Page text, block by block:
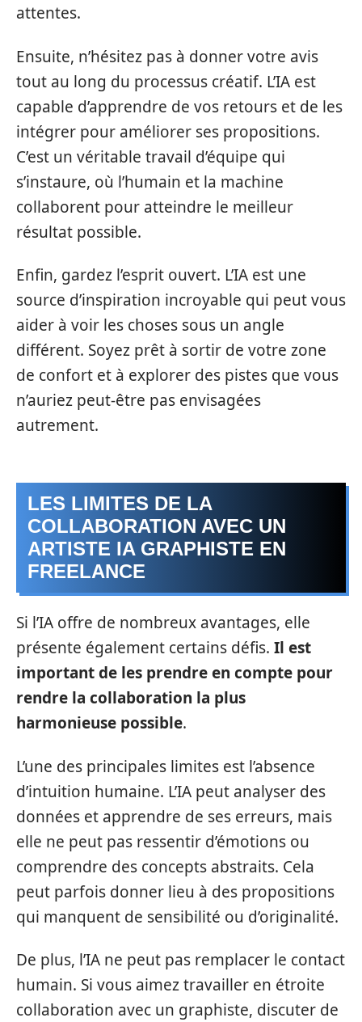
attentes.
Ensuite, n’hésitez pas à donner votre avis
tout au long du processus créatif. L’IA est
capable d’apprendre de vos retours et de les
intégrer pour améliorer ses propositions.
C’est un véritable travail d’équipe qui
s’instaure, où l’humain et la machine
collaborent pour atteindre le meilleur
résultat possible.
Enfin, gardez l’esprit ouvert. L’IA est une
source d’inspiration incroyable qui peut vous
aider à voir les choses sous un angle
différent. Soyez prêt à sortir de votre zone
de confort et à explorer des pistes que vous
n’auriez peut-être pas envisagées
autrement.
LES LIMITES DE LA
COLLABORATION AVEC UN
ARTISTE IA GRAPHISTE EN
FREELANCE
Si l’IA offre de nombreux avantages, elle
présente également certains défis. Il est
important de les prendre en compte pour
rendre la collaboration la plus
harmonieuse possible.
L’une des principales limites est l’absence
d’intuition humaine. L’IA peut analyser des
données et apprendre de ses erreurs, mais
elle ne peut pas ressentir d’émotions ou
comprendre des concepts abstraits. Cela
peut parfois donner lieu à des propositions
qui manquent de sensibilité ou d’originalité.
De plus, l’IA ne peut pas remplacer le contact
humain. Si vous aimez travailler en étroite
collaboration avec un graphiste, discuter de